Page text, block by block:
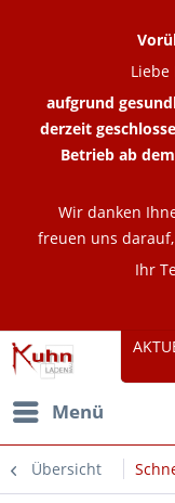
Menü
Übersicht
aufgrund
derzeit
Betrieb ab
Wir danken
freuen uns
Ihr